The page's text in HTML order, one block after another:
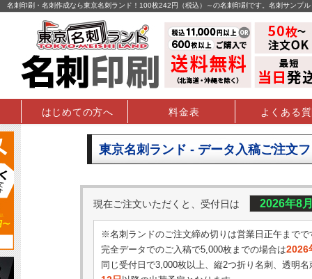
名刺印刷・名刺作成なら東京名刺ランド！100枚242円（税込）～の名刺印刷です。名刺サンプ
はじめての方へ 料金表 よくある
東京名刺ランド - データ入稿ご注文
現在ご注文いただくと、受付日は 2026年8
※名刺ランドのご注文締め切りは営業日正午までで
完全データでのご入稿で5,000枚までの場合は2026
同じ受付日で3,000枚以上、縦2つ折り名刺、透明名